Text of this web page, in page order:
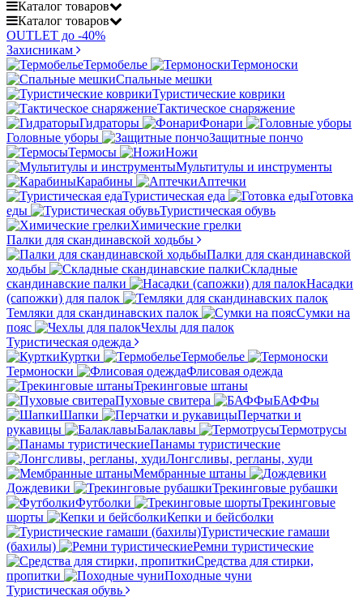
Каталог товаров
Каталог товаров
OUTLET до -40%
Захисникам
Термобелье
Термоноски
Спальные мешки
Туристические коврики
Тактическое снаряжение
Гидраторы
Фонари
Головные уборы
Защитные пончо
Термосы
Ножи
Мультитулы и инструменты
Карабины
Аптечки
Туристическая еда
Готовка
еды
Туристическая обувь
Химические грелки
Палки для скандинавской ходьбы
Палки для скандинавской
ходьбы
Складные
скандинавские палки
Насадки
(сапожки) для палок
Темляки для скандинавских палок
Сумки на
пояс
Чехлы для палок
Туристическая одежда
Куртки
Термобелье
Термоноски
Флисовая одежда
Трекинговые штаны
Пуховые свитера
БАФФы
Шапки
Перчатки и
рукавицы
Балаклавы
Термотрусы
Панамы туристические
Лонгсливы, регланы, худи
Мембранные штаны
Дождевики
Трекинговые рубашки
Футболки
Трекинговые
шорты
Кепки и бейсболки
Туристические гамаши
(бахилы)
Ремни туристические
Средства для стирки,
пропитки
Походные чуни
Туристическая обувь